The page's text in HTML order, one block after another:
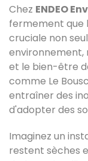
Chez ENDEO
fermement que
cruciale non
environnement,
et le bien-être
comme Le
entraîner des
d'adopter des
Imaginez un
restent sèches